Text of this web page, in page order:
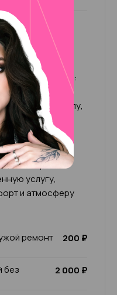
Мой опыт
5-ти лет.
являются:
маникюр,
под кутикулу,
часа, в
За это
вы получите
услугу,
и атмосферу
ремонт
200 ₽
без
2 000 ₽